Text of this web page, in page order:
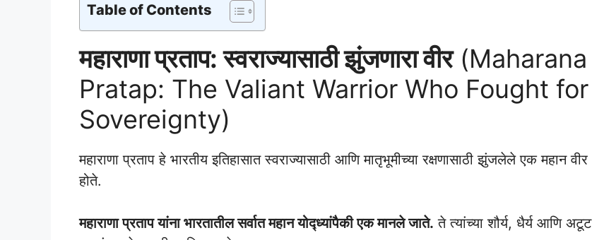
Table of Contents
महाराणा प्रताप: स्वराज्यासाठी झुंजणारा वीर(Maharana
Pratap: The Valiant Warrior Who Fought for
Sovereignty)
महाराणा प्रताप हे भारतीय इतिहासात स्वराज्यासाठी आणि मातृभूमीच्या रक्षणासाठी झुंजलेले एक महान वीर
होते.
महाराणा प्रताप यांना भारतातील सर्वात महान योद्ध्यांपैकी एक मानले जाते. ते त्यांच्या शौर्य, धैर्य आणि अटूट